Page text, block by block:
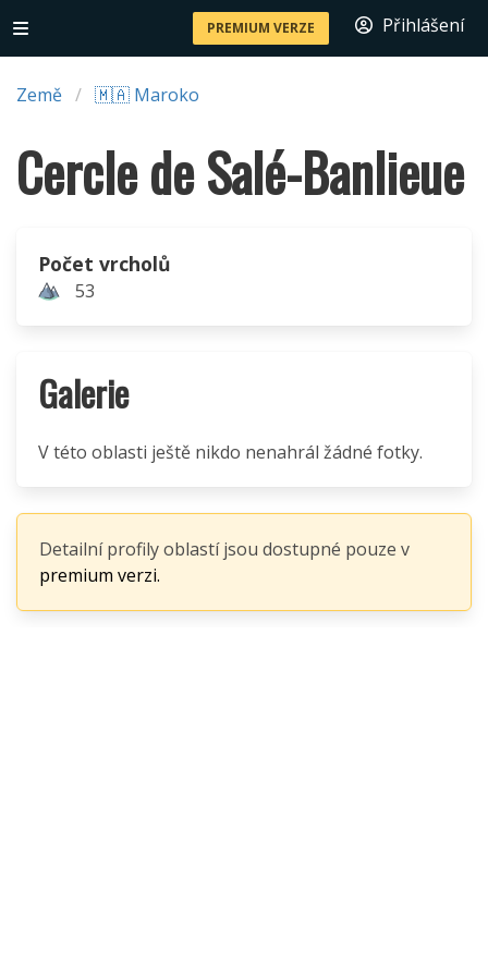
PREMIUM VERZE Přihlášení
Země 🇲🇦 Maroko
Cercle de Salé-Banlieue
Počet vrcholů
53
Galerie
V této oblasti ještě nikdo nenahrál žádné fotky.
Detailní profily oblastí jsou dostupné pouze v
premium verzi.